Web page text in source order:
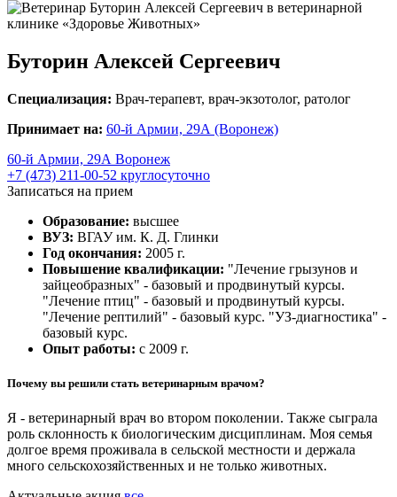
Буторин Алексей Сергеевич
Специализация: Врач-терапевт, врач-экзотолог, ратолог
Принимает на: 60-й Армии, 29А (Воронеж)
60-й Армии, 29А Воронеж
+7 (473) 211-00-52 круглосуточно
Записаться на прием
Образование: высшее
ВУЗ: ВГАУ им. К. Д. Глинки
Год окончания: 2005 г.
Повышение квалификации: "Лечение грызунов и
зайцеобразных" - базовый и продвинутый курсы.
"Лечение птиц" - базовый и продвинутый курсы.
"Лечение рептилий" - базовый курс. "УЗ-диагностика" -
базовый курс.
Опыт работы: с 2009 г.
Почему вы решили стать ветеринарным врачом?
Я - ветеринарный врач во втором поколении. Также сыграла
роль склонность к биологическим дисциплинам. Моя семья
долгое время проживала в сельской местности и держала
много сельскохозяйственных и не только животных.